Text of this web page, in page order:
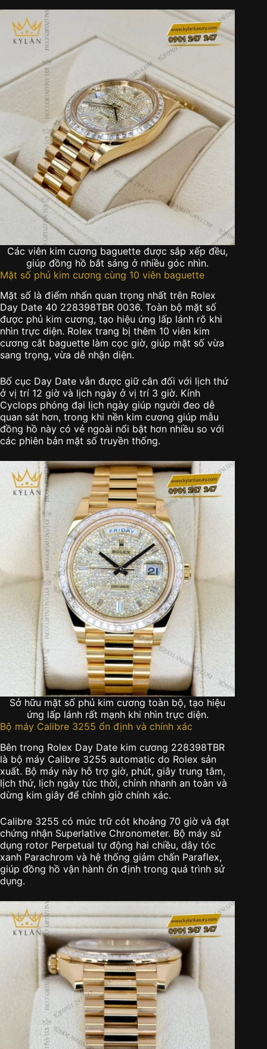
Các viên kim cương baguette được sắp xếp đều,
giúp đồng hồ bắt sáng ở nhiều góc nhìn.
Mặt số phủ kim cương cùng 10 viên baguette
Mặt số là điểm nhấn quan trọng nhất trên Rolex
Day Date 40 228398TBR 0036. Toàn bộ mặt số
được phủ kim cương, tạo hiệu ứng lấp lánh rõ khi
nhìn trực diện. Rolex trang bị thêm 10 viên kim
cương cắt baguette làm cọc giờ, giúp mặt số vừa
sang trọng, vừa dễ nhận diện.
Bố cục Day Date vẫn được giữ cân đối với lịch thứ
ở vị trí 12 giờ và lịch ngày ở vị trí 3 giờ. Kính
Cyclops phóng đại lịch ngày giúp người đeo dễ
quan sát hơn, trong khi nền kim cương giúp mẫu
đồng hồ này có vẻ ngoài nổi bật hơn nhiều so với
các phiên bản mặt số truyền thống.
Sở hữu mặt số phủ kim cương toàn bộ, tạo hiệu
ứng lấp lánh rất mạnh khi nhìn trực diện.
Bộ máy Calibre 3255 ổn định và chính xác
Bên trong Rolex Day Date kim cương 228398TBR
là bộ máy Calibre 3255 automatic do Rolex sản
xuất. Bộ máy này hỗ trợ giờ, phút, giây trung tâm,
lịch thứ, lịch ngày tức thời, chỉnh nhanh an toàn và
dừng kim giây để chỉnh giờ chính xác.
Calibre 3255 có mức trữ cót khoảng 70 giờ và đạt
chứng nhận Superlative Chronometer. Bộ máy sử
dụng rotor Perpetual tự động hai chiều, dây tóc
xanh Parachrom và hệ thống giảm chấn Paraflex,
giúp đồng hồ vận hành ổn định trong quá trình sử
dụng.